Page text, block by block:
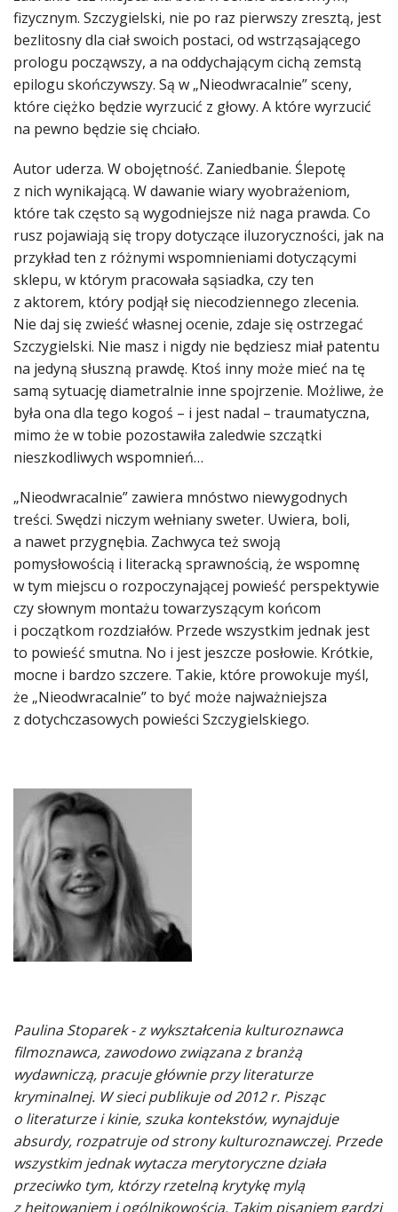
fizycznym. Szczygielski, nie po raz pierwszy zresztą, jest
bezlitosny dla ciał swoich postaci, od wstrząsającego
prologu począwszy, a na oddychającym cichą zemstą
epilogu skończywszy. Są w „Nieodwracalnie” sceny,
które ciężko będzie wyrzucić z głowy. A które wyrzucić
na pewno będzie się chciało.
Autor uderza. W obojętność. Zaniedbanie. Ślepotę
z nich wynikającą. W dawanie wiary wyobrażeniom,
które tak często są wygodniejsze niż naga prawda. Co
rusz pojawiają się tropy dotyczące iluzoryczności, jak na
przykład ten z różnymi wspomnieniami dotyczącymi
sklepu, w którym pracowała sąsiadka, czy ten
z aktorem, który podjął się niecodziennego zlecenia.
Nie daj się zwieść własnej ocenie, zdaje się ostrzegać
Szczygielski. Nie masz i nigdy nie będziesz miał patentu
na jedyną słuszną prawdę. Ktoś inny może mieć na tę
samą sytuację diametralnie inne spojrzenie. Możliwe, że
była ona dla tego kogoś – i jest nadal – traumatyczna,
mimo że w tobie pozostawiła zaledwie szczątki
nieszkodliwych wspomnień…
„Nieodwracalnie” zawiera mnóstwo niewygodnych
treści. Swędzi niczym wełniany sweter. Uwiera, boli,
a nawet przygnębia. Zachwyca też swoją
pomysłowością i literacką sprawnością, że wspomnę
w tym miejscu o rozpoczynającej powieść perspektywie
czy słownym montażu towarzyszącym końcom
i początkom rozdziałów. Przede wszystkim jednak jest
to powieść smutna. No i jest jeszcze posłowie. Krótkie,
mocne i bardzo szczere. Takie, które prowokuje myśl,
że „Nieodwracalnie” to być może najważniejsza
z dotychczasowych powieści Szczygielskiego.
Paulina Stoparek - z wykształcenia kulturoznawca
filmoznawca, zawodowo związana z branżą
wydawniczą, pracuje głównie przy literaturze
kryminalnej. W sieci publikuje od 2012 r. Pisząc
o literaturze i kinie, szuka kontekstów, wynajduje
absurdy, rozpatruje od strony kulturoznawczej. Przede
wszystkim jednak wytacza merytoryczne działa
przeciwko tym, którzy rzetelną krytykę mylą
z hejtowaniem i ogólnikowością. Takim pisaniem gardzi